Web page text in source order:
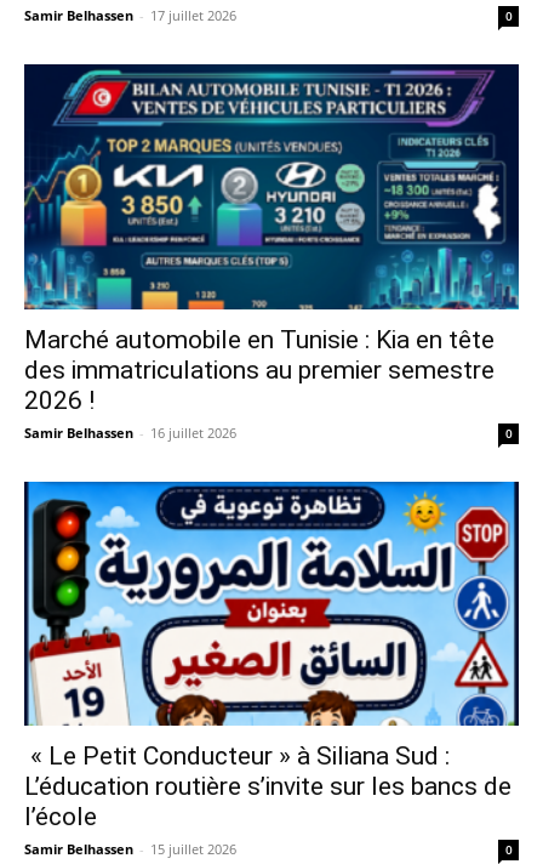
Samir Belhassen - 17 juillet 2026 0
Marché automobile en Tunisie : Kia en tête
des immatriculations au premier semestre
2026 !
Samir Belhassen - 16 juillet 2026 0
« Le Petit Conducteur » à Siliana Sud :
L’éducation routière s’invite sur les bancs de
l’école
Samir Belhassen - 15 juillet 2026 0